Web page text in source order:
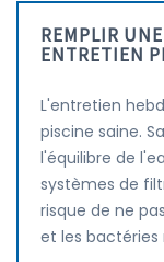
REMPLIR
ENTRETIEN
L'entretien
piscine saine.
l'équilibre de
systèmes de
risque de ne
et les bactéries